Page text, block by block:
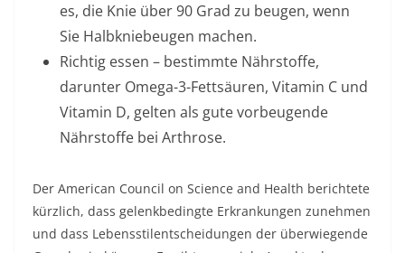
es, die Knie über 90 Grad zu beugen, wenn
Sie Halbkniebeugen machen.
Richtig essen – bestimmte Nährstoffe,
darunter Omega-3-Fettsäuren, Vitamin C und
Vitamin D, gelten als gute vorbeugende
Nährstoffe bei Arthrose.
Der American Council on Science and Health berichtete
kürzlich, dass gelenkbedingte Erkrankungen zunehmen
und dass Lebensstilentscheidungen der überwiegende